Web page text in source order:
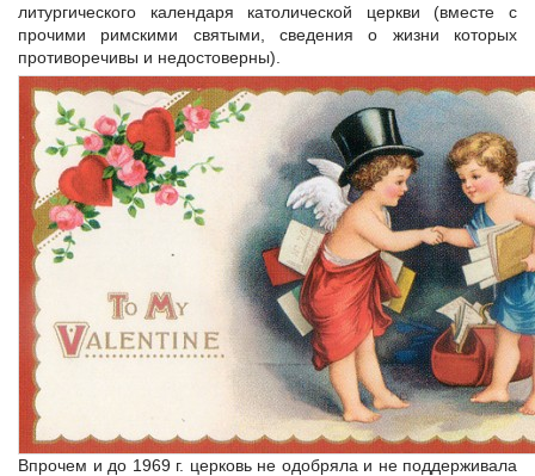
литургического календаря католической церкви (вместе с
прочими римскими святыми, сведения о жизни которых
противоречивы и недостоверны).
Впрочем и до 1969 г. церковь не одобряла и не поддерживала